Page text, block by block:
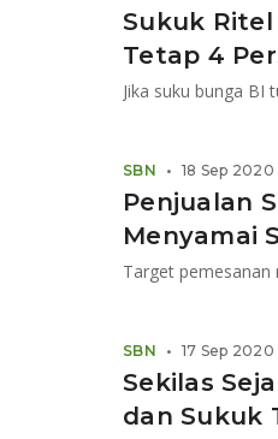
Sukuk Ritel
Tetap 4
Jika suku bunga BI
Penjualan
Menyamai
SBN • 18 Sep 2020
Sekilas
dan Sukuk
SBN • 17 Sep 2020